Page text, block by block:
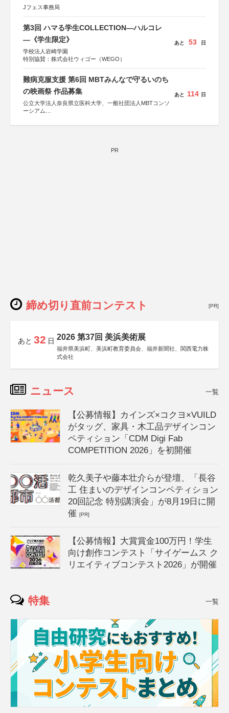
Jフェス事務局
第3回 ハマる学生COLLECTION―ハルコレ
―《学生限定》
学校法人岩崎学園
特別協賛：株式会社ウィゴー（WEGO）
あと 53 日
難病克服支援 第6回 MBTみんなで守るいのち
の映画祭 作品募集
公立大学法人奈良県立医科大学、一般社団法人MBTコンソ
ーシアム
協力：読売新聞社
あと 114 日
PR
締め切り直前コンテスト [PR]
あと 32 日 2026 第37回 美浜美術展
福井県美浜町、美浜町教育委員会、福井新聞社、関西電力株
式会社
ニュース 一覧
【公募情報】カインズ×コクヨ×VUILD
がタッグ、家具・木工品デザインコン
ペティション「CDM Digi Fab
COMPETITION 2026」を初開催
乾久美子や藤本壮介らが登壇、「長谷
工 住まいのデザインコンペティション
20回記念 特別講演会」が8月19日に開
催[PR]
【公募情報】大賞賞金100万円！学生
向け創作コンテスト「サイゲームス ク
リエイティブコンテスト2026」が開催
特集 一覧